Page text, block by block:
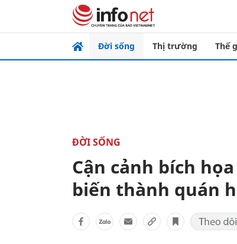
Đời sống Thị trường Thế
ĐỜI SỐNG
Cận cảnh bích
biến thành quán